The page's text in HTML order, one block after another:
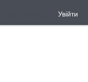
Увійти